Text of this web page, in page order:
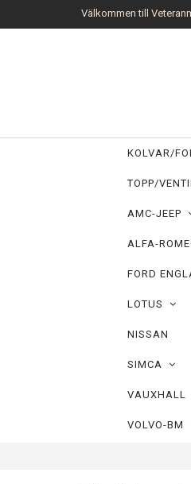
Välkommen till
KOLVAR/
TOPP/
AMC-JEEP
ALFA-
FORD
LOTUS
NISSAN
SIMCA
VAUXHALL
VOLVO-BM